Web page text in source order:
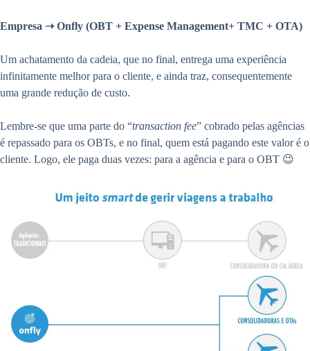
Empresa ➝ Onfly (OBT + Expense Management+ TMC + OTA)
Um achatamento da cadeia, que no final, entrega uma experiência
infinitamente melhor para o cliente, e ainda traz, consequentemente
uma grande redução de custo.
Lembre-se que uma parte do “transaction fee” cobrado pelas agências
é repassado para os OBTs, e no final, quem está pagando este valor é o
cliente. Logo, ele paga duas vezes: para a agência e para o OBT 😉